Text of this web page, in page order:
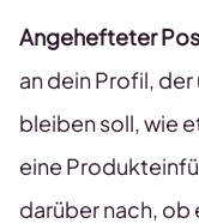
Angehefteter
an dein Profil,
bleiben soll, wie
eine
darüber nach, ob